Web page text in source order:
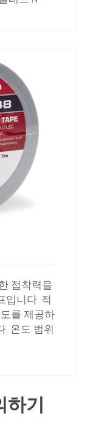
접착력을
입니다. 적
를 제공하
. 온도 범위:
기